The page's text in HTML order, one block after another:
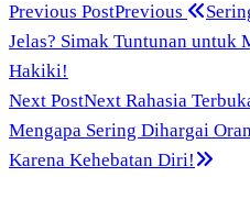
Previous PostPrevious
Jelas? Simak Tuntunan untuk
Hakiki!
Next PostNext Rahasia
Mengapa Sering Dihargai
Karena Kehebatan Diri!